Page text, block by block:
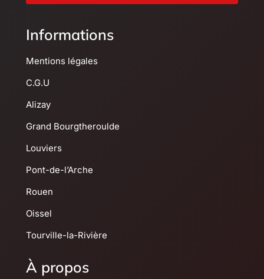
Informations
Mentions légales
C.G.U
Alizay
Grand Bourgtheroulde
Louviers
Pont-de-l’Arche
Rouen
Oissel
Tourville-la-Rivière
À propos